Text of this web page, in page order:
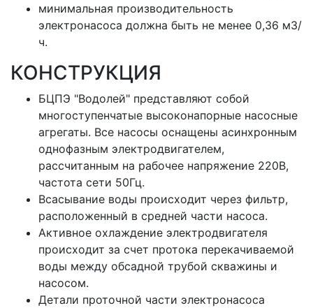
минимальная производительность
электронасоса должна быть не менее 0,36 м3/
ч.
КОНСТРУКЦИЯ
БЦПЭ "Водолей" представляют собой
многоступенчатые высоконапорные насосные
агрегаты. Все насосы оснащены асинхронным
однофазным электродвигателем,
рассчитанным на рабочее напряжение 220В,
частота сети 50Гц.
Всасывание воды происходит через фильтр,
расположенный в средней части насоса.
Активное охлаждение электродвигателя
происходит за счет протока перекачиваемой
воды между обсадной трубой скважины и
насосом.
Детали проточной части электронасоса